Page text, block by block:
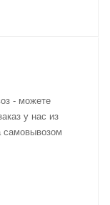
- можете
у нас из
самовывозом